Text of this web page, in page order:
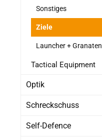
Sonstiges
Ziele
Launcher + Granaten
Tactical Equipment
Optik
Schreckschuss
Self-Defence